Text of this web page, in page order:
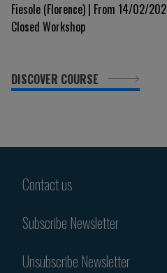
Fiesole (Florence) | From 14/02/
Closed Workshop
DISCOVER COURSE
Contact us
Subscribe Newsletter
Unsubscribe Newsletter